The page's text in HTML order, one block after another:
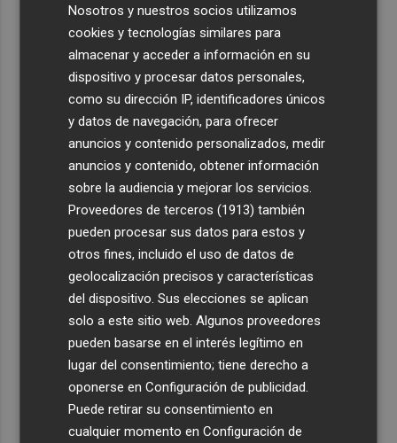
Nosotros y nuestros socios utilizamos
cookies y tecnologías similares para
almacenar y acceder a información en su
dispositivo y procesar datos personales,
como su dirección IP, identificadores únicos
y datos de navegación, para ofrecer
anuncios y contenido personalizados, medir
anuncios y contenido, obtener información
sobre la audiencia y mejorar los servicios.
Proveedores de terceros (1913) también
pueden procesar sus datos para estos y
otros fines, incluido el uso de datos de
geolocalización precisos y características
del dispositivo. Sus elecciones se aplican
solo a este sitio web. Algunos proveedores
pueden basarse en el interés legítimo en
lugar del consentimiento; tiene derecho a
oponerse enConfiguración de publicidad
Puede retirar su consentimiento en
cualquier momento enConfiguración de